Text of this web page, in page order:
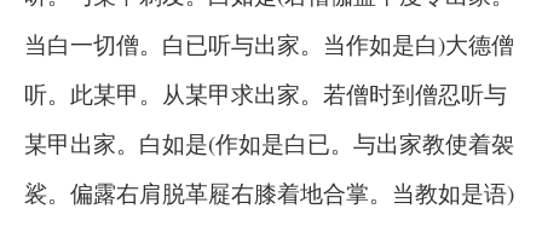
当白一切僧。白已听与出家。当作如是白)大德僧
听。此某甲。从某甲求出家。若僧时到僧忍听与
某甲出家。白如是(作如是白已。与出家教使着袈
裟。偏露右肩脱革屣右膝着地合掌。当教如是语)